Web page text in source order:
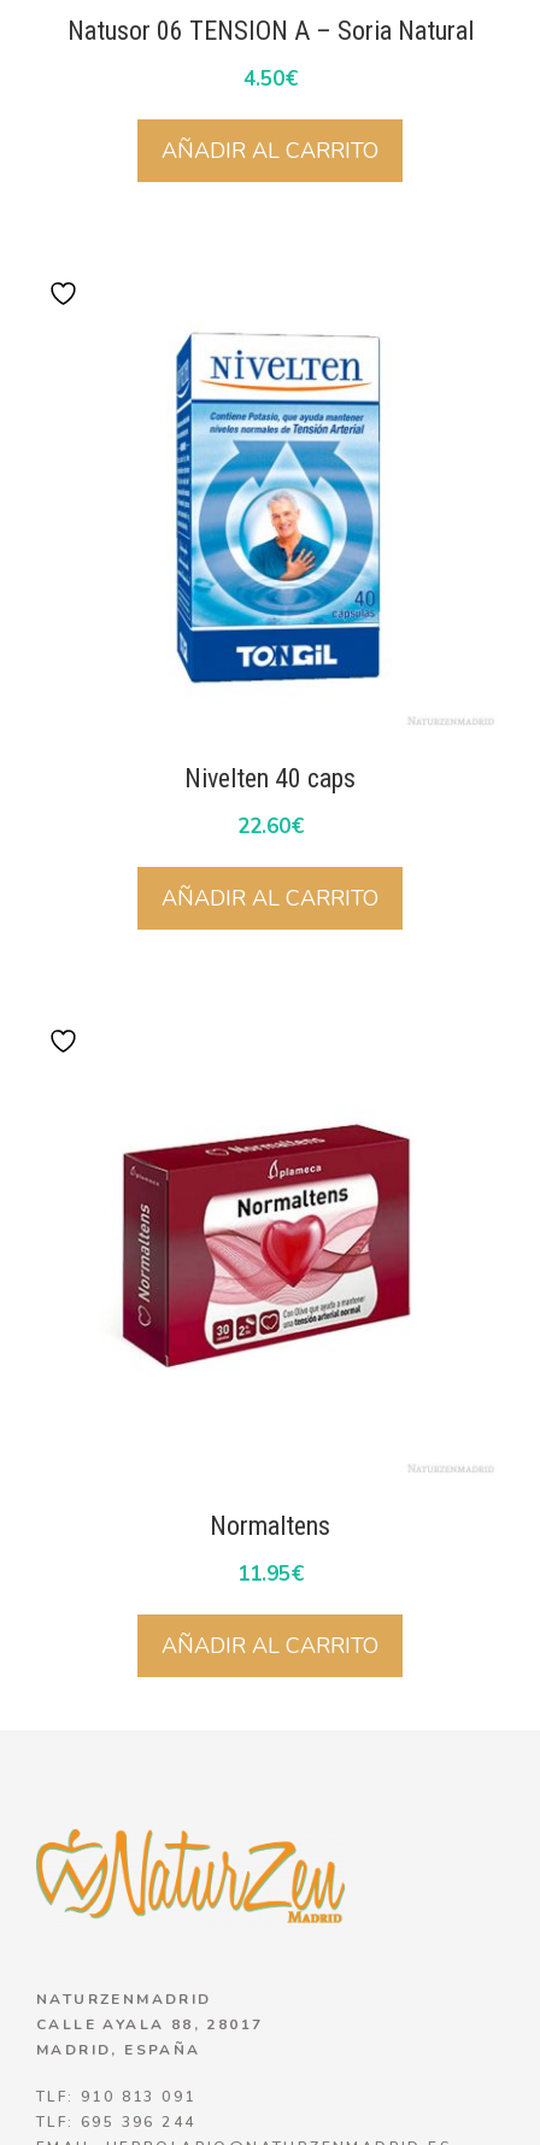
Natusor 06 TENSION A – Soria Natural
4.50€
AÑADIR AL CARRITO
Nivelten 40 caps
22.60€
AÑADIR AL CARRITO
Normaltens
11.95€
AÑADIR AL CARRITO
NATURZENMADRID
CALLE AYALA 88, 28017
MADRID, ESPAÑA
TLF: 910 813 091
TLF: 695 396 244